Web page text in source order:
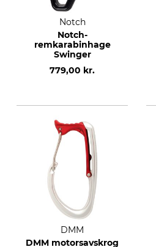
Notch
Notch-
remkarabinhage
Swinger
779,00 kr.
DMM
DMM motorsavskrog